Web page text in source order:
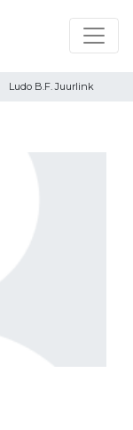
Ludo B.F. Juurlink